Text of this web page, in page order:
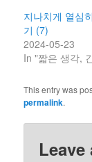
지나치게 열심
기 (7)
2024-05-23
In "짧은 생각,
This entry was
permalink.
Leave